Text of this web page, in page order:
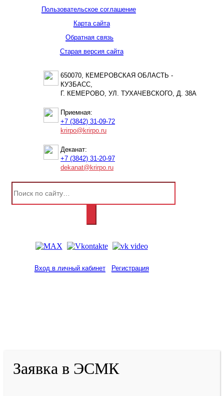
Пользовательское соглашение
Карта сайта
Обратная связь
Старая версия сайта
650070, КЕМЕРОВСКАЯ ОБЛАСТЬ -
КУЗБАСС,
Г. КЕМЕРОВО, УЛ. ТУХАЧЕВСКОГО, Д. 38А
Приемная:
+7 (3842) 31-09-72
krirpo@krirpo.ru
Деканат:
+7 (3842) 31-20-97
dekanat@krirpo.ru
Вход в личный кабинет Регистрация
Заявка в ЭСМК